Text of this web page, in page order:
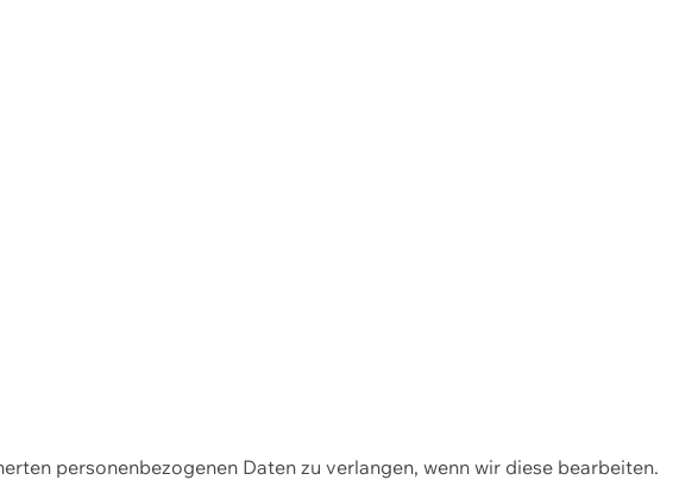
personenbezogenen Daten zu verlangen, wenn wir diese bearbeiten.